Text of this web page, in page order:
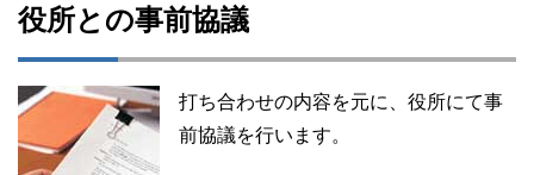
役所との事前協議
打ち合わせの内容を元に、役所にて事
前協議を行います。